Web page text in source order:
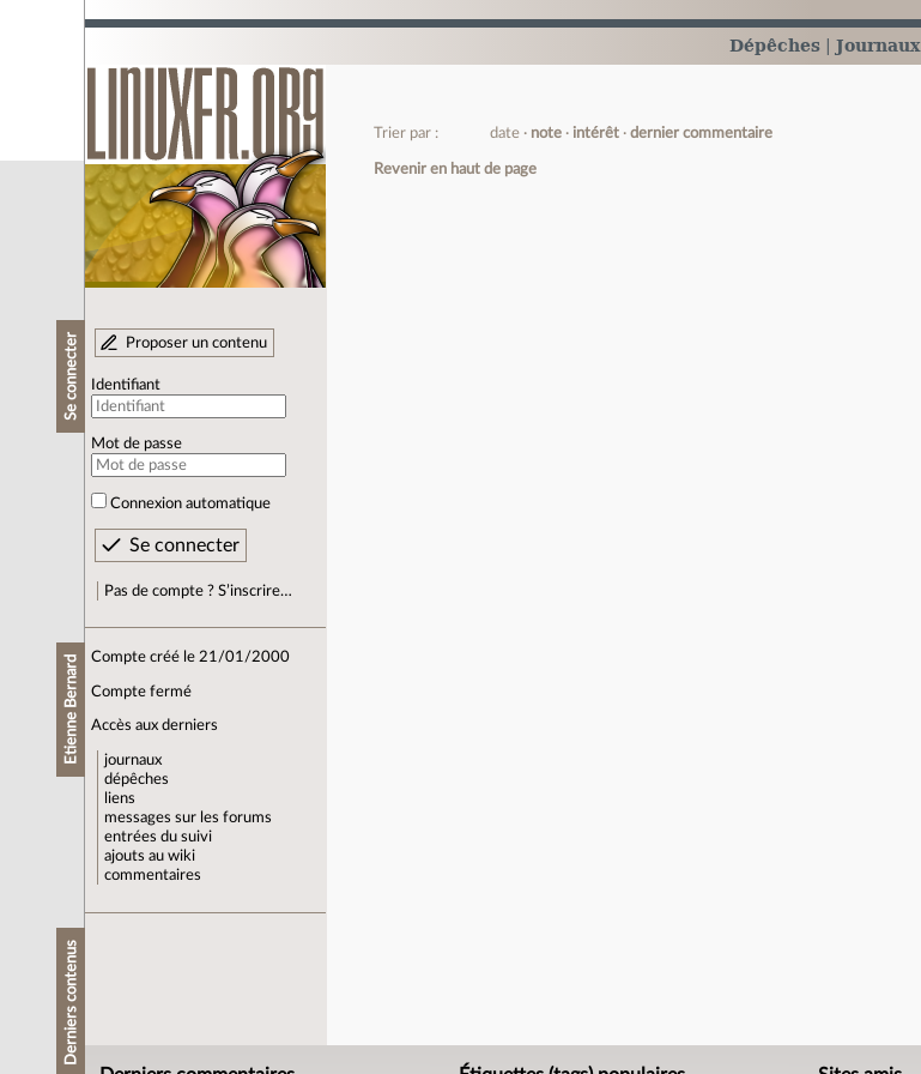
Dépêches Journaux
Se connecter Proposer un contenu
Identifiant
Mot de passe
Connexion automatique
Pas de compte ? S’inscrire…
Etienne Bernard Compte créé le 21/01/2000
Compte fermé
Accès aux derniers
journaux
dépêches
liens
messages sur les forums
entrées du suivi
ajouts au wiki
commentaires
Derniers contenus
Trier par : date note intérêt dernier commentaire
Revenir en haut de page